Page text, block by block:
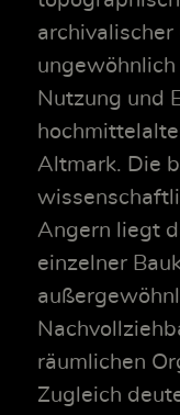
Nutzung und
Altmark. Die
Angern liegt
einzelner
räumlichen
Zugleich